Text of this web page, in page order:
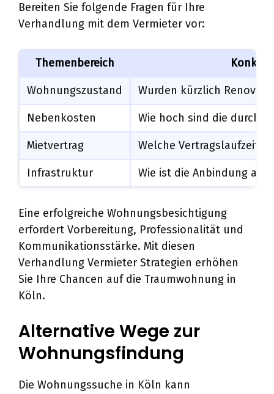
Bereiten Sie folgende Fragen für Ihre
Verhandlung mit dem Vermieter vor:
Themenbereich
Wohnungszustand Wurden kürzlich
Nebenkosten Wie hoch sind die
Mietvertrag Welche Vertragslaufzeit
Infrastruktur Wie ist die Anbindung an
Eine erfolgreiche Wohnungsbesichtigung
erfordert Vorbereitung, Professionalität und
Kommunikationsstärke. Mit diesen
Verhandlung Vermieter Strategien erhöhen
Sie Ihre Chancen auf die Traumwohnung in
Köln.
Alternative Wege zur
Wohnungsfindung
Die Wohnungssuche in Köln kann